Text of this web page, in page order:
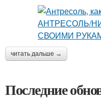
читать дальше →
Последние